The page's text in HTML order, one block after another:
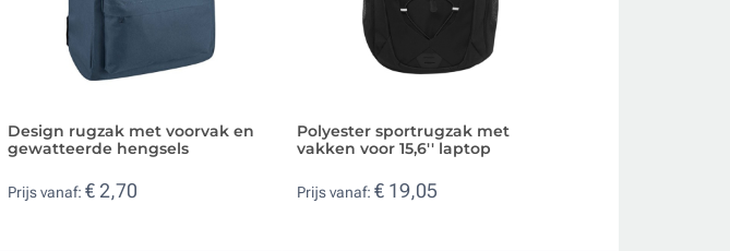
Design rugzak met voorvak en
gewatteerde hengsels
Prijs vanaf: € 2,70
Polyester sportrugzak met
vakken voor 15,6'' laptop
Prijs vanaf: € 19,05